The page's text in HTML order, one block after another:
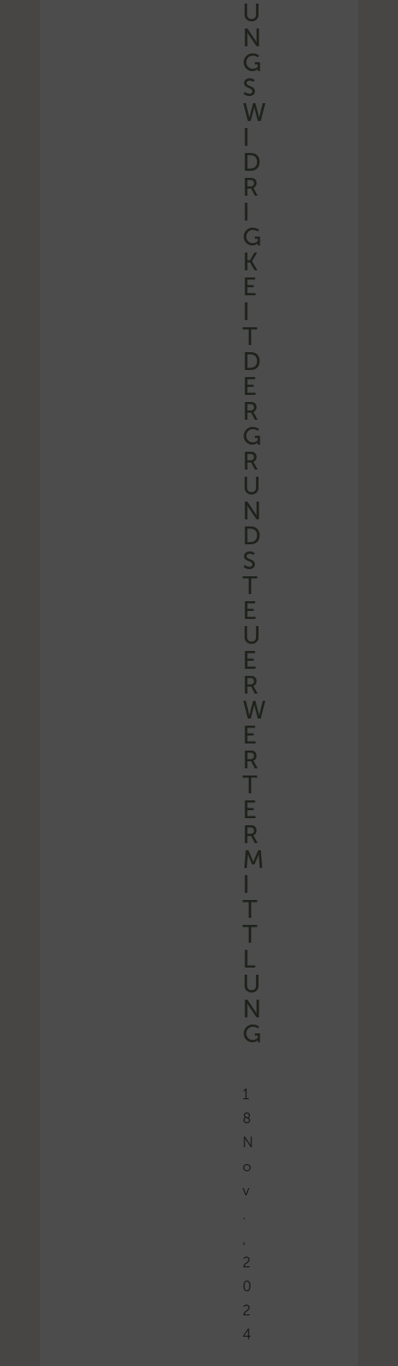
U
N
G
S
W
I
D
R
I
G
K
E
I
T
D
E
R
G
R
U
N
D
S
T
E
U
E
R
W
E
R
T
E
R
M
I
T
T
L
U
N
G
1
8
N
o
v
.
,
2
0
2
4